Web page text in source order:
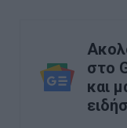
στο
και